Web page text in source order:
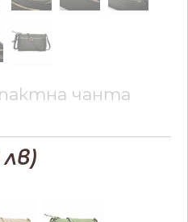
чанта
лв)